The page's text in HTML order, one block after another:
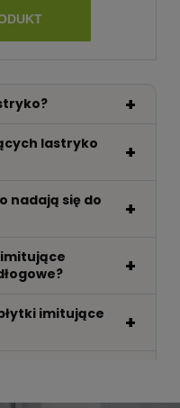
lastryko
nadają się do
imitujące
imitujące